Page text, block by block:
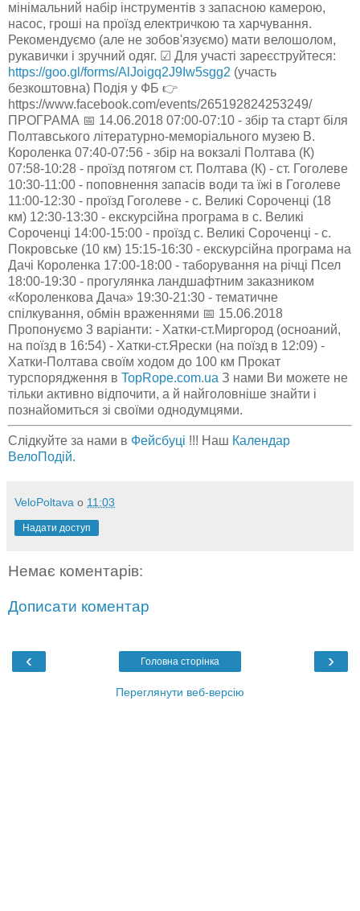
мінімальний набір інструментів з запасною камерою,
насос, гроші на проїзд електричкою та харчування.
Рекомендуємо (але не зобов'язуємо) мати велошолом,
рукавички і зручний одяг. ☑ Для участі зареєструйтеся:
https://goo.gl/forms/AlJoigq2J9Iw5sgg2 (участь
безкоштовна) Подія у ФБ 👉
https://www.facebook.com/events/265192824253249/
ПРОГРАМА 📅 14.06.2018 07:00-07:10 - збір та старт біля
Полтавського літературно-меморіального музею В.
Короленка 07:40-07:56 - збір на вокзалі Полтава (К)
07:58-10:28 - проїзд потягом ст. Полтава (К) - ст. Гоголеве
10:30-11:00 - поповнення запасів води та їжі в Гоголеве
11:00-12:30 - проїзд Гоголеве - с. Великі Сороченці (18
км) 12:30-13:30 - екскурсійна програма в с. Великі
Сороченці 14:00-15:00 - проїзд с. Великі Сороченці - с.
Покровське (10 км) 15:15-16:30 - екскурсійна програма на
Дачі Короленка 17:00-18:00 - таборування на річці Псел
18:00-19:30 - прогулянка ландшафтним заказником
«Короленкова Дача» 19:30-21:30 - тематичне
спілкування, обмін враженнями 📅 15.06.2018
Пропонуємо 3 варіанти: - Хатки-ст.Миргород (осноаний,
на поїзд в 16:54) - Хатки-ст.Ярески (на поїзд в 12:09) -
Хатки-Полтава своїм ходом до 100 км Прокат
турспорядження в TopRope.com.ua З нами Ви можете не
тільки активно відпочити, а й найголовніше знайти і
познайомиться зі своїми однодумцями.
Слідкуйте за нами в Фейсбуці !!! Наш Календар
ВелоПодій.
VeloPoltava о 11:03
Надати доступ
Немає коментарів:
Дописати коментар
‹ ›
Головна сторінка
Переглянути веб-версію